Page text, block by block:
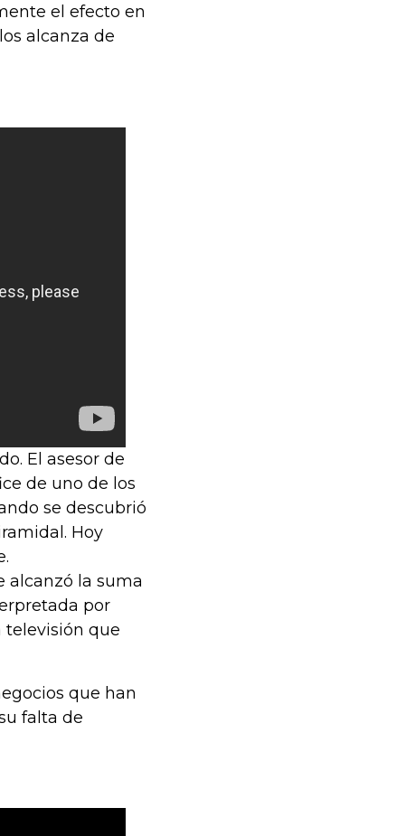
el efecto en
alcanza de
El asesor de
de uno de los
se descubrió
Hoy
alcanzó la suma
por
televisión que
que han
falta de